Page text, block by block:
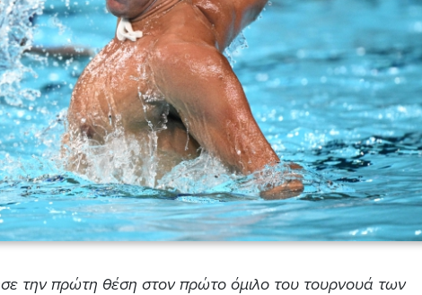
την πρώτη θέση στον πρώτο όμιλο του τουρνουά των